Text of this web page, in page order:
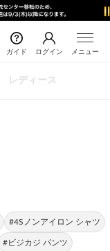
ガイド ログイン メニュー
レディース
#4Sノンアイロン シャツ
#ビジカジ パンツ